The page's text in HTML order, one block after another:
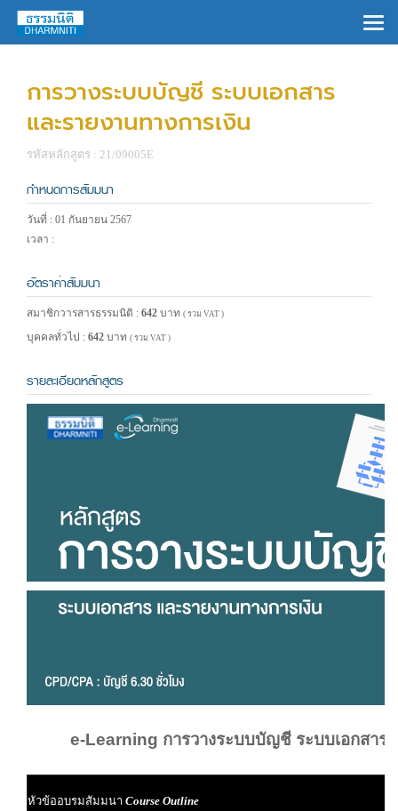
การวางระบบบัญชี ระบบเอกสาร
และรายงานทางการเงิน
รหัสหลักสูตร : 21/09005E
กำหนดการสัมมนา
วันที่ : 01 กันยายน 2567
เวลา :
อัตราค่าสัมมนา
สมาชิกวารสารธรรมนิติ : 642 บาท ( รวม VAT )
บุคคลทั่วไป : 642 บาท ( รวม VAT )
รายละเอียดหลักสูตร
e-Learning การวางระบบบัญชี ระบบเอกสาร
หัวข้ออบรมสัมมนา Course Outline
×